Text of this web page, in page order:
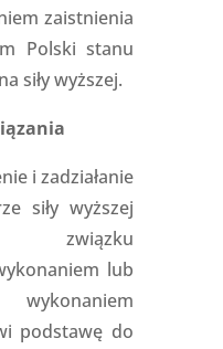
zaistnienia
Polski stanu
siły wyższej.
i zadziałanie
siły wyższej
związku
lub
podstawę do